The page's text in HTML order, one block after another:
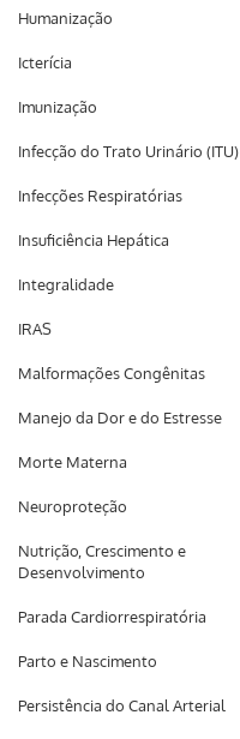
Humanização
Icterícia
Imunização
Infecção do Trato Urinário (ITU)
Infecções Respiratórias
Insuficiência Hepática
Integralidade
IRAS
Malformações Congênitas
Manejo da Dor e do Estresse
Morte Materna
Neuroproteção
Nutrição, Crescimento e
Desenvolvimento
Parada Cardiorrespiratória
Parto e Nascimento
Persistência do Canal Arterial